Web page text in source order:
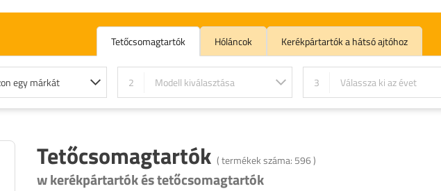
Tetőcsomagtartók Hóláncok
Kerékpártartók a hátsó ajtóhoz
egy márkát 2 Modell kiválasztása 3 Válassza ki az évet
Tetőcsomagtartók ( termékek száma: 596)
w kerékpártartók és tetőcsomagtartók